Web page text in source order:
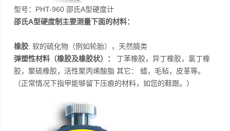
型号：PHT-960 邵氏A型硬度计
邵氏A型硬度制主要测量下面的材料：
橡胶: 软的硫化物（例如轮胎），天然腈类
弹塑性材料（橡胶及橡胶状）：丁苯橡胶，异丁橡胶，氯丁橡
胶，聚硫橡胶，活性聚丙烯酸脂 其它： 蜡，毛毡，皮革等。
（正常情况下指甲能够留下压痕的材料，如您的鞋跟。）